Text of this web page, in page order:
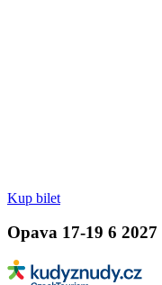
Kup bilet
Opava 17-19 6 2027